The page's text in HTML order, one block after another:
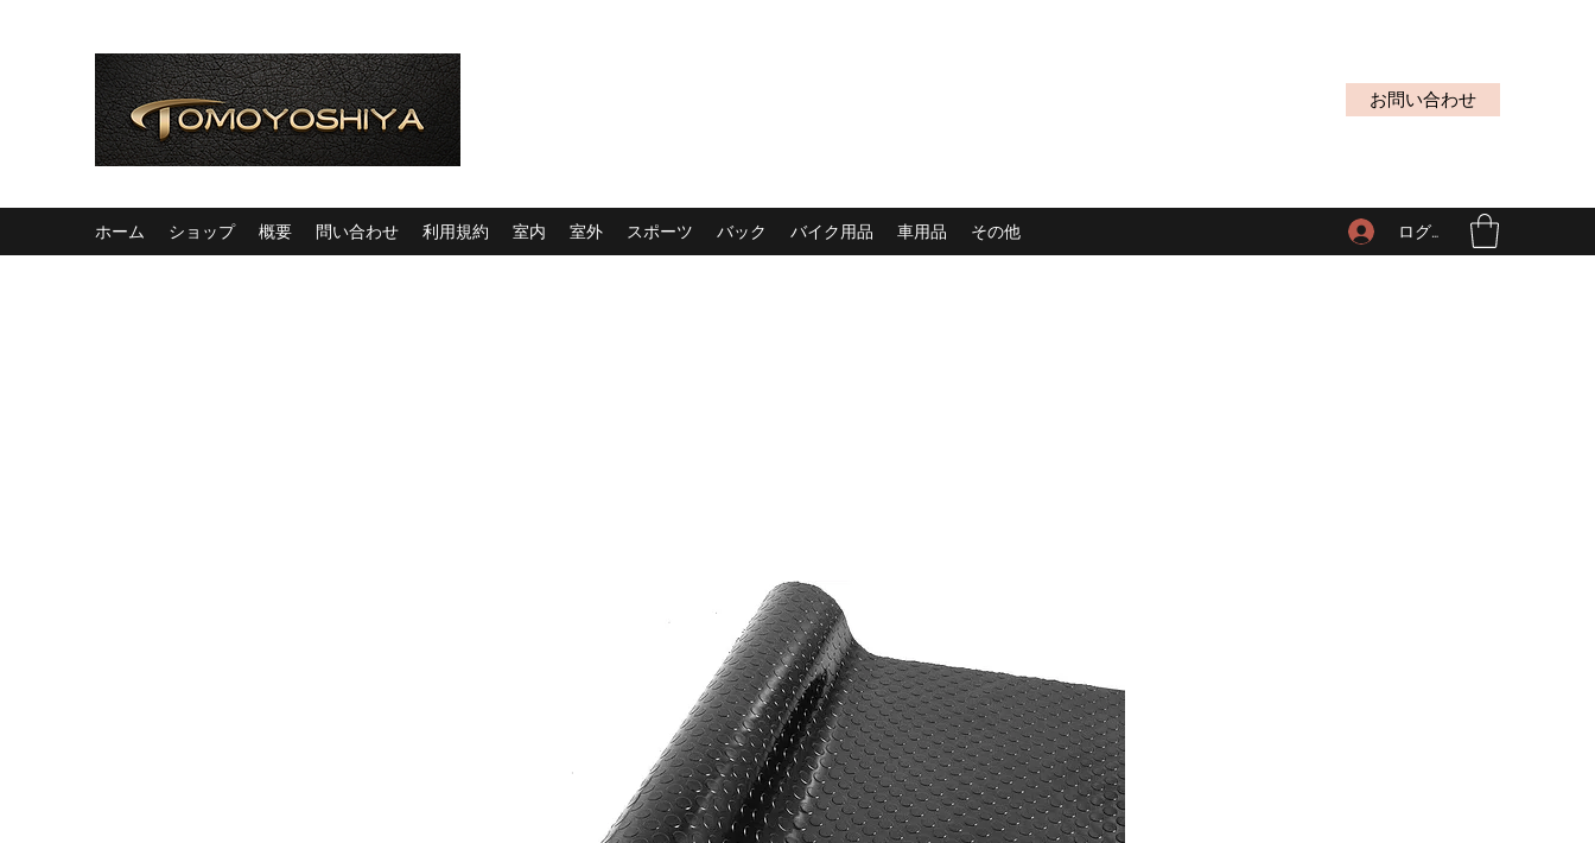
お問い合わせ
ホーム ショップ 概要 問い合わせ 利用規約 室内 室外 スポーツ バック バイク用品 車用品 その他 ログイン